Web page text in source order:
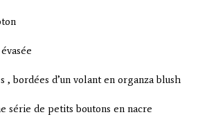
, bordées d’un volant en organza blush
série de petits boutons en nacre